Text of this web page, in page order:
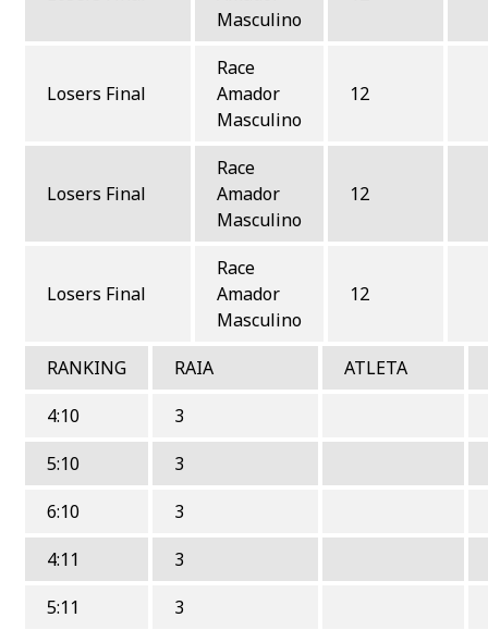
Masculino
Losers Final
Race
Amador
Masculino
12
Losers Final
Race
Amador
Masculino
12
Losers Final
Race
Amador
Masculino
12
RANKING RAIA
ATLETA
4:10
3
5:10
3
6:10
3
4:11
3
5:11
3